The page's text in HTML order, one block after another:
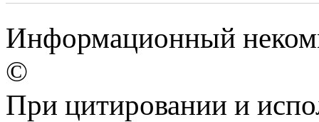
Информационный
©
При цитировании и